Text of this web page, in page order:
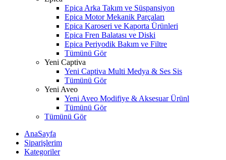
Epica Arka Takım ve Süspansiyon
Epica Motor Mekanik Parçaları
Epica Karoseri ve Kaporta Ürünleri
Epica Fren Balatası ve Diski
Epica Periyodik Bakım ve Filtre
Tümünü Gör
Yeni Captiva
Yeni Captiva Multi Medya & Ses Sis
Tümünü Gör
Yeni Aveo
Yeni Aveo Modifiye & Aksesuar Ürünl
Tümünü Gör
Tümünü Gör
AnaSayfa
Siparişlerim
Kategoriler